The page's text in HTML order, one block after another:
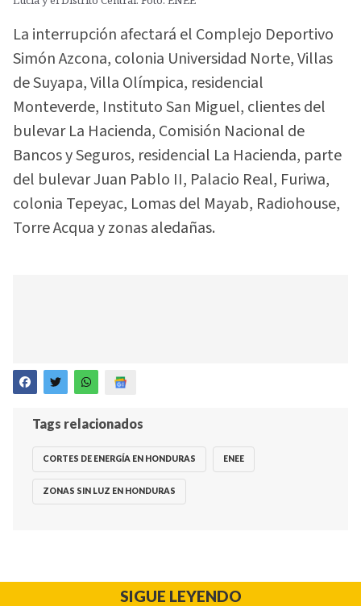
La interrupción afectará el Complejo Deportivo
Simón Azcona, colonia Universidad Norte, Villas
de Suyapa, Villa Olímpica, residencial
Monteverde, Instituto San Miguel, clientes del
bulevar La Hacienda, Comisión Nacional de
Bancos y Seguros, residencial La Hacienda, parte
del bulevar Juan Pablo II, Palacio Real, Furiwa,
colonia Tepeyac, Lomas del Mayab, Radiohouse,
Torre Acqua y zonas aledañas.
Tags relacionados
CORTES DE ENERGÍA EN HONDURAS ENEE
ZONAS SIN LUZ EN HONDURAS
SIGUE LEYENDO